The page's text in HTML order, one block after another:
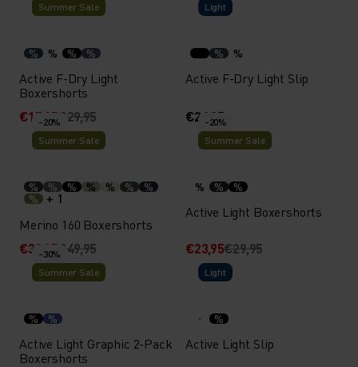
Summer Sale
% % % %
Active F-Dry Light
Boxershorts
€17,95€29,95
Light
% %
Active F-Dry Light Slip
€24,95
-20%
Summer Sale
% % % % % %
%
%
+ 1
Merino 160 Boxershorts
€39,95€49,95
-20%
Summer Sale
% % %
Active Light Boxershorts
€23,95€29,95
-30%
Summer Sale
% %
Active Light Graphic 2-Pack
Boxershorts
Light
%
Active Light Slip